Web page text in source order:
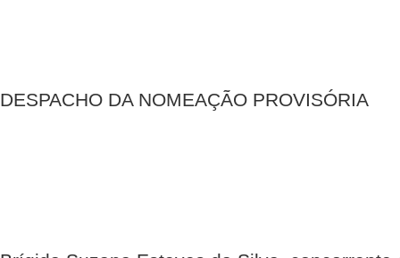
DESPACHO DA NOMEAÇÃO PROVISÓRIA